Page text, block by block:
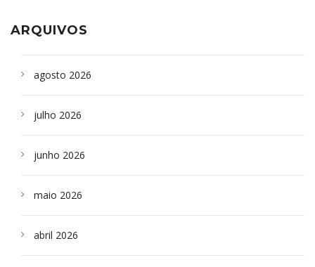
ARQUIVOS
agosto 2026
julho 2026
junho 2026
maio 2026
abril 2026